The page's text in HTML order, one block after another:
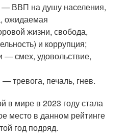
— ВВП на душу населения,
ожидаемая
жизни, свобода,
и коррупция;
— смех, удовольствие,
тревога, печаль, гнев.
в мире в 2023 году стала
место в данном рейтинге
год подряд.